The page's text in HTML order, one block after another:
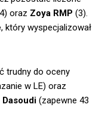
oraz Zoya RMP (3).
, który wyspecjalizował
trudny do oceny
w LE) oraz
Dasoudi (zapewne 43